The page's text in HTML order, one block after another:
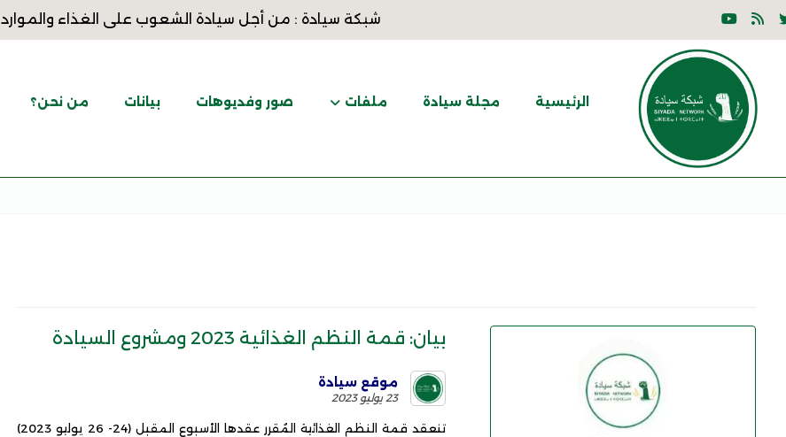
شبكة سيادة : من أجل سيادة الشعوب على الغذاء والموارد
الرئيسية مجلة سيادة ملفات صور وفديوهات بيانات من نحن؟
بيان: قمة النظم الغذائية 2023 ومشروع السيادة
موقع سيادة
23 يوليو 2023
تنعقد قمة النظم الغذائية المُقرر عقدها الأسبوع المقبل (24- 26 يوليو 2023)